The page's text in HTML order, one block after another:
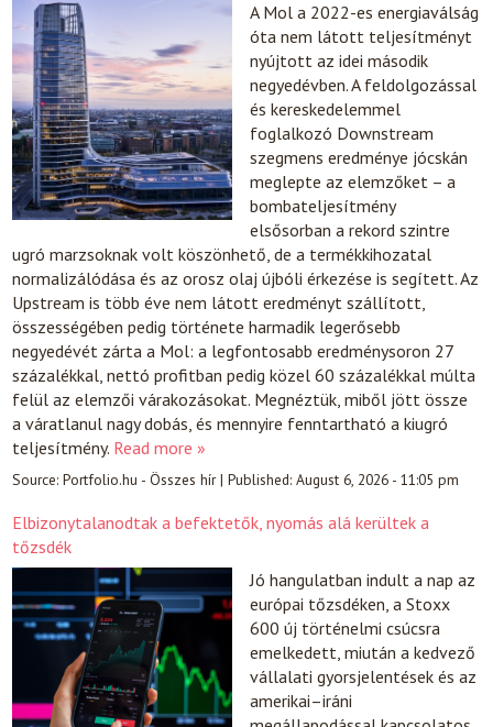
A Mol a 2022-es energiaválság
óta nem látott teljesítményt
nyújtott az idei második
negyedévben. A feldolgozással
és kereskedelemmel
foglalkozó Downstream
szegmens eredménye jócskán
meglepte az elemzőket – a
bombateljesítmény
elsősorban a rekord szintre
ugró marzsoknak volt köszönhető, de a termékkihozatal
normalizálódása és az orosz olaj újbóli érkezése is segített. Az
Upstream is több éve nem látott eredményt szállított,
összességében pedig története harmadik legerősebb
negyedévét zárta a Mol: a legfontosabb eredménysoron 27
százalékkal, nettó profitban pedig közel 60 százalékkal múlta
felül az elemzői várakozásokat. Megnéztük, miből jött össze
a váratlanul nagy dobás, és mennyire fenntartható a kiugró
teljesítmény. Read more »
Source:Portfolio.hu - Összes hír|Published:August 6, 2026 - 11:05 pm
Elbizonytalanodtak a befektetők, nyomás alá kerültek a
tőzsdék
Jó hangulatban indult a nap az
európai tőzsdéken, a Stoxx
600 új történelmi csúcsra
emelkedett, miután a kedvező
vállalati gyorsjelentések és az
amerikai–iráni